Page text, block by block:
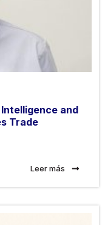
and
Trade
Leer más